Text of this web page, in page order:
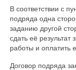
В соответствии с
подряда одна
заданию другой
сдать её результат
работы и оплатить
Договор подряда